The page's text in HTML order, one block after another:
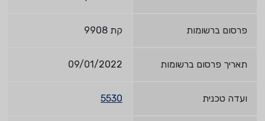
פרסום ברשומות קת 9908
תאריך פרסום ברשומות 09/01/2022
ועדה טכנית 5530